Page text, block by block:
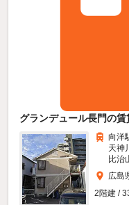
グランデュール長門の賃
向洋
天神
比治
広島
2階建 /